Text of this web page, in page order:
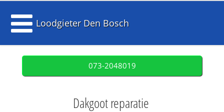
Loodgieter Den Bosch
073-2048019
Dakgoot reparatie